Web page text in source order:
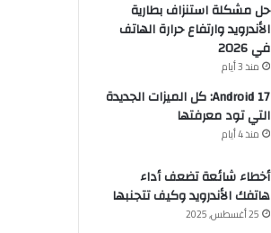
حل مشكلة استنزاف بطارية
الأندرويد وارتفاع حرارة الهاتف
في 2026
منذ 3 أيام
Android 17: كل الميزات الجديدة
التي تود معرفتها
منذ 4 أيام
أخطاء شائعة تضعف أداء
هاتفك الأندرويد وكيف تتجنبها
25 أغسطس, 2025